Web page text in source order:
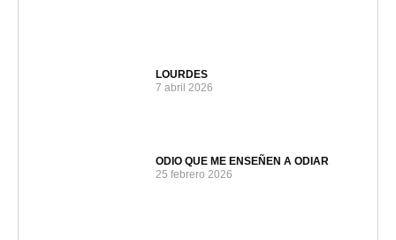
LOURDES
7 abril 2026
ODIO QUE ME ENSEÑEN A ODIAR
25 febrero 2026